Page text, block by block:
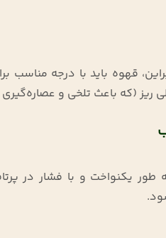
قهوه باید با درجه
ریز (که باعث تلخی و
طور یکنواخت و با فشار در
.